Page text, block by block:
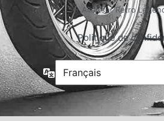
← Aller sur Retro
Politique de
Langue